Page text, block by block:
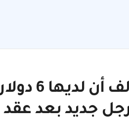
يدعي كيلي السابق من سكوت
رجل جديد بعد عقد